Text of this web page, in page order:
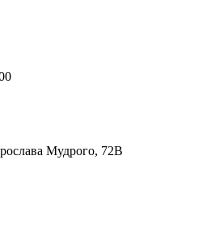
Мудрого, 72В